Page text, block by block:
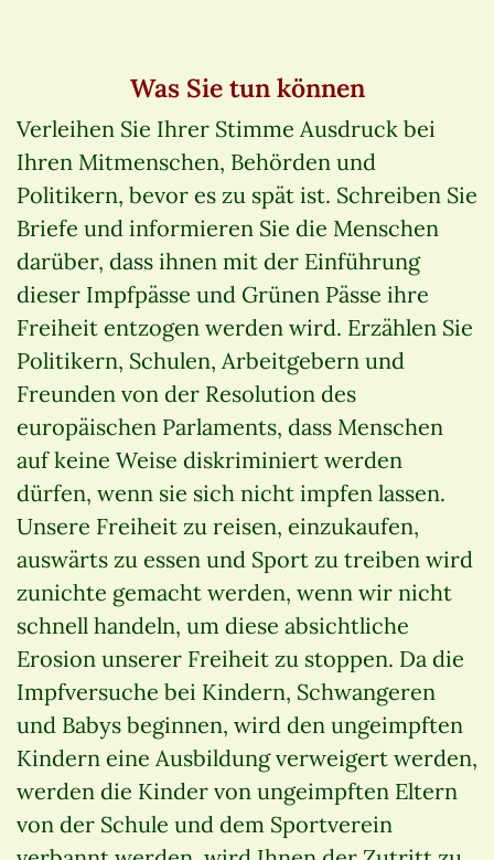
Was Sie tun können
Verleihen Sie Ihrer Stimme Ausdruck bei
Ihren Mitmenschen, Behörden und
Politikern, bevor es zu spät ist. Schreiben Sie
Briefe und informieren Sie die Menschen
darüber, dass ihnen mit der Einführung
dieser Impfpässe und Grünen Pässe ihre
Freiheit entzogen werden wird. Erzählen Sie
Politikern, Schulen, Arbeitgebern und
Freunden von der Resolution des
europäischen Parlaments, dass Menschen
auf keine Weise diskriminiert werden
dürfen, wenn sie sich nicht impfen lassen.
Unsere Freiheit zu reisen, einzukaufen,
auswärts zu essen und Sport zu treiben wird
zunichte gemacht werden, wenn wir nicht
schnell handeln, um diese absichtliche
Erosion unserer Freiheit zu stoppen. Da die
Impfversuche bei Kindern, Schwangeren
und Babys beginnen, wird den ungeimpften
Kindern eine Ausbildung verweigert werden,
werden die Kinder von ungeimpften Eltern
von der Schule und dem Sportverein